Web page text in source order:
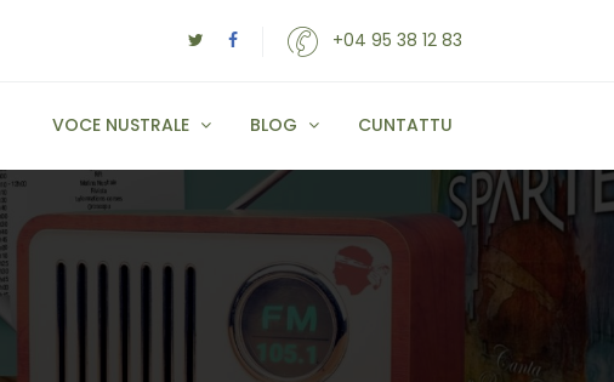
+04 95 38 12 83
VOCE NUSTRALE BLOG CUNTATTU